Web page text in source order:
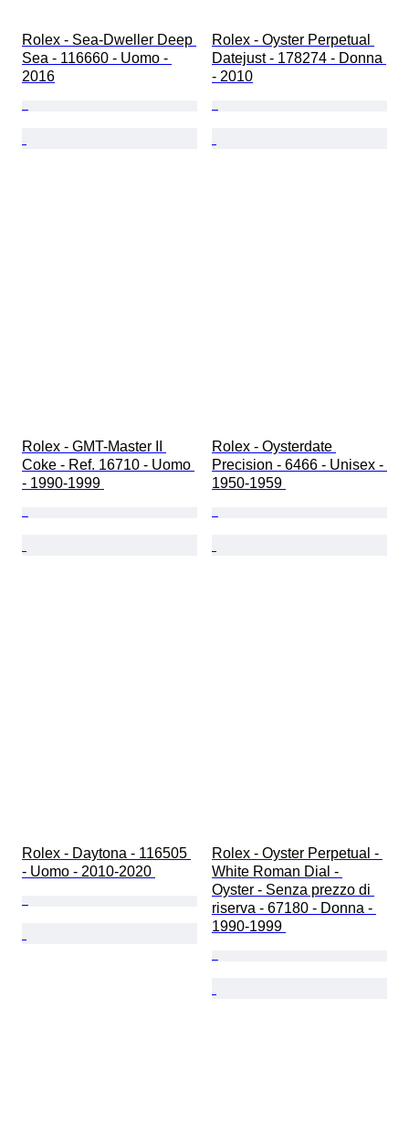
Rolex - Sea-Dweller Deep
Sea - 116660 - Uomo -
2016
Rolex - Oyster Perpetual
Datejust - 178274 - Donna
- 2010
Rolex - GMT-Master II
Coke - Ref. 16710 - Uomo
- 1990-1999
Rolex - Oysterdate
Precision - 6466 - Unisex -
1950-1959
Rolex - Daytona - 116505
- Uomo - 2010-2020
Rolex - Oyster Perpetual -
White Roman Dial -
Oyster - Senza prezzo di
riserva - 67180 - Donna -
1990-1999